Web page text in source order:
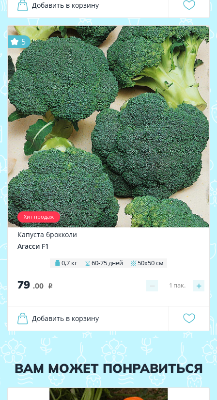
Добавить в корзину
Хит продаж
5
Капуста брокколи
Агасси F1
0,7 кг 60-75 дней 50х50 см
79 .00 i − +
1 пак.
Добавить в корзину
ВАМ МОЖЕТ ПОНРАВИТЬСЯ